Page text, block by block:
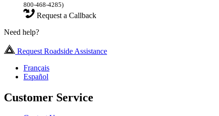
800-468-4285)
Request a Callback
Need help?
Request Roadside Assistance
Français
Español
Customer Service